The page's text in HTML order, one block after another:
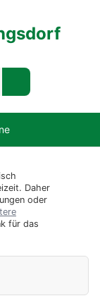
Daher
oder
für das